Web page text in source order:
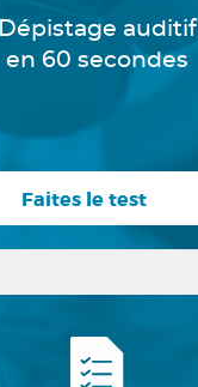
Dépistage auditif
en 60 secondes
Faites le test